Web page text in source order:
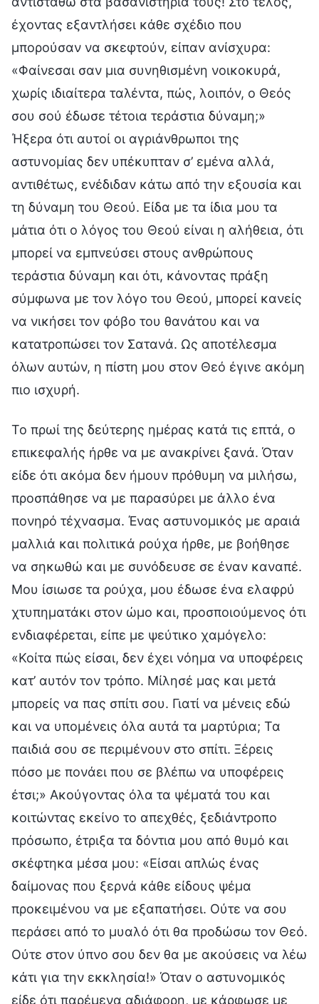
έχοντας εξαντλήσει κάθε σχέδιο που
μπορούσαν να σκεφτούν, είπαν ανίσχυρα:
«Φαίνεσαι σαν μια συνηθισμένη νοικοκυρά,
χωρίς ιδιαίτερα ταλέντα, πώς, λοιπόν, ο Θεός
σου σού έδωσε τέτοια τεράστια δύναμη;»
Ήξερα ότι αυτοί οι αγριάνθρωποι της
αστυνομίας δεν υπέκυπταν σ’ εμένα αλλά,
αντιθέτως, ενέδιδαν κάτω από την εξουσία και
τη δύναμη του Θεού. Είδα με τα ίδια μου τα
μάτια ότι ο λόγος του Θεού είναι η αλήθεια, ότι
μπορεί να εμπνεύσει στους ανθρώπους
τεράστια δύναμη και ότι, κάνοντας πράξη
σύμφωνα με τον λόγο του Θεού, μπορεί κανείς
να νικήσει τον φόβο του θανάτου και να
κατατροπώσει τον Σατανά. Ως αποτέλεσμα
όλων αυτών, η πίστη μου στον Θεό έγινε ακόμη
πιο ισχυρή.
Το πρωί της δεύτερης ημέρας κατά τις επτά, ο
επικεφαλής ήρθε να με ανακρίνει ξανά. Όταν
είδε ότι ακόμα δεν ήμουν πρόθυμη να μιλήσω,
προσπάθησε να με παρασύρει με άλλο ένα
πονηρό τέχνασμα. Ένας αστυνομικός με αραιά
μαλλιά και πολιτικά ρούχα ήρθε, με βοήθησε
να σηκωθώ και με συνόδευσε σε έναν καναπέ.
Μου ίσιωσε τα ρούχα, μου έδωσε ένα ελαφρύ
χτυπηματάκι στον ώμο και, προσποιούμενος ότι
ενδιαφέρεται, είπε με ψεύτικο χαμόγελο:
«Κοίτα πώς είσαι, δεν έχει νόημα να υποφέρεις
κατ’ αυτόν τον τρόπο. Μίλησέ μας και μετά
μπορείς να πας σπίτι σου. Γιατί να μένεις εδώ
και να υπομένεις όλα αυτά τα μαρτύρια; Τα
παιδιά σου σε περιμένουν στο σπίτι. Ξέρεις
πόσο με πονάει που σε βλέπω να υποφέρεις
έτσι;» Ακούγοντας όλα τα ψέματά του και
κοιτώντας εκείνο το απεχθές, ξεδιάντροπο
πρόσωπο, έτριξα τα δόντια μου από θυμό και
σκέφτηκα μέσα μου: «Είσαι απλώς ένας
δαίμονας που ξερνά κάθε είδους ψέμα
προκειμένου να με εξαπατήσει. Ούτε να σου
περάσει από το μυαλό ότι θα προδώσω τον Θεό.
Ούτε στον ύπνο σου δεν θα με ακούσεις να λέω
κάτι για την εκκλησία!» Όταν ο αστυνομικός
είδε ότι παρέμενα αδιάφορη, με κάρφωσε με